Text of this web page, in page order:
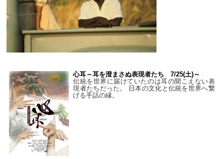
心耳～耳を澄まさぬ表現者たち 7/25(土)～
伝統を世界に届けていたのは耳の聞こえない表
現者たちだった。 日本の文化と伝統を世界へ繋
げる手話の縁。